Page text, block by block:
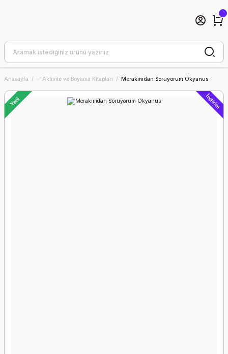
Anasayfa ✅ Aktivite ve Boyama Kitapları Merakımdan Soruyorum Okyanus
Yeni İndirim